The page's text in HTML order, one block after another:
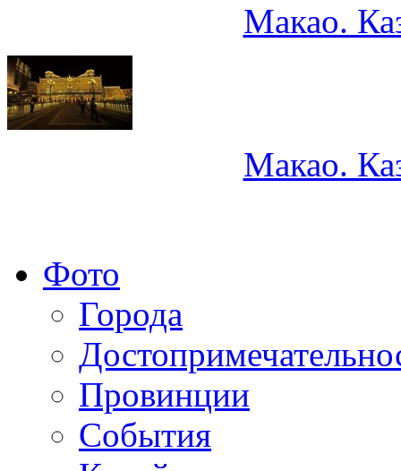
Макао.
Макао.
Фото
Города
Провинции
События